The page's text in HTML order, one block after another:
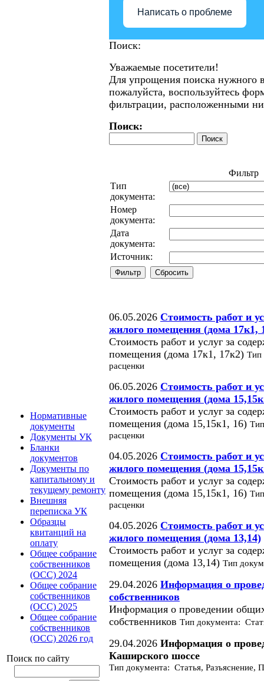
Нормативные
документы
Документы УК
Бланки
документов
Документы по
капитальному и
текущему ремонту
Внешняя
переписка УК
Образцы
квитанций на
оплату
Общее собрание
собственников
(ОСС) 2024
Общее собрание
собственников
(ОСС) 2025
Общее собрание
собственников
(ОСС) 2026 год
Поиск по сайту
Написать о проблеме
Поиск:
Уважаемые посетители!
Для упрощения поиска нужного
пожалуйста, воспользуйтесь
фильтрации, расположенными
Поиск:
Фильтр
Тип
документа:
Номер
документа:
Дата
документа:
Источник:
06.05.2026 Стоимость работ и
жилого помещения (дома 17к1,
Стоимость работ и услуг за
помещения (дома 17к1, 17к2) Тип
расценки
06.05.2026 Стоимость работ и
жилого помещения (дома
Стоимость работ и услуг за
помещения (дома 15,15к1, 16)
расценки
04.05.2026 Стоимость работ и
жилого помещения (дома
Стоимость работ и услуг за
помещения (дома 15,15к1, 16)
расценки
04.05.2026 Стоимость работ и
жилого помещения (дома 13,14)
Стоимость работ и услуг за
помещения (дома 13,14) Тип
29.04.2026 Информация о
собственников
Информация о проведении
собственников Тип документа:
29.04.2026 Информация о
Каширского шоссе
Тип документа: Статья, Разъяснение,